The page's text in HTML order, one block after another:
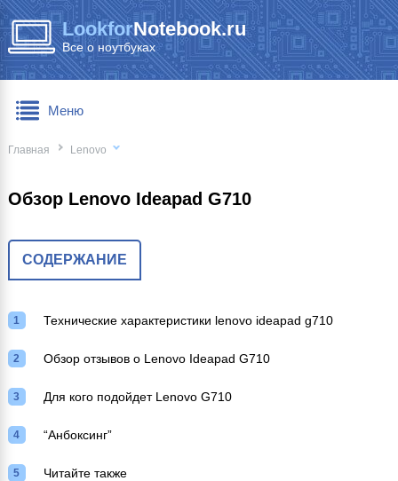
LookforNotebook.ru
Все о ноутбуках
Главная Lenovo
Обзор Lenovo Ideapad G710
СОДЕРЖАНИЕ
Технические характеристики lenovo ideapad g710
Обзор отзывов о Lenovo Ideapad G710
Для кого подойдет Lenovo G710
“Анбоксинг”
Читайте также
Меню